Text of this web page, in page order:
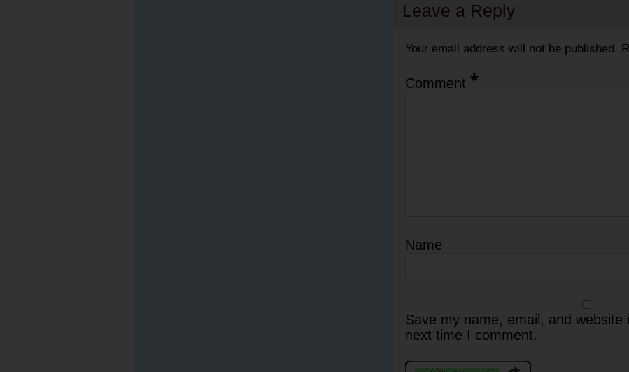
Leave a Reply
Your email address will not be published.
Comment *
Name
Save my name, email, and
next time I comment.